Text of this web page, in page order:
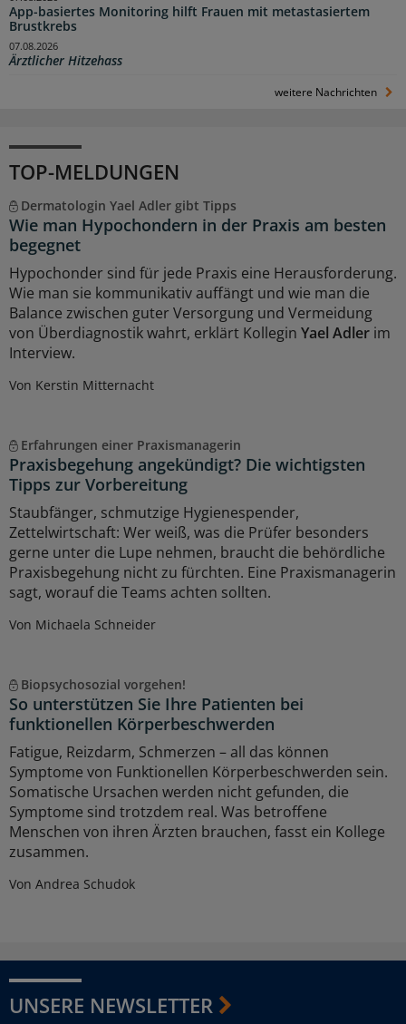
App-basiertes Monitoring hilft Frauen mit metastasiertem
Brustkrebs
Ärztlicher Hitzehass
07.08.2026
weitere Nachrichten
TOP-MELDUNGEN
Dermatologin Yael Adler gibt Tipps
Wie man Hypochondern in der Praxis am besten
begegnet
Hypochonder sind für jede Praxis eine Herausforderung.
Wie man sie kommunikativ auffängt und wie man die
Balance zwischen guter Versorgung und Vermeidung
von Überdiagnostik wahrt, erklärt Kollegin Yael Adler im
Interview.
Von Kerstin Mitternacht
Erfahrungen einer Praxismanagerin
Praxisbegehung angekündigt? Die wichtigsten
Tipps zur Vorbereitung
Staubfänger, schmutzige Hygienespender,
Zettelwirtschaft: Wer weiß, was die Prüfer besonders
gerne unter die Lupe nehmen, braucht die behördliche
Praxisbegehung nicht zu fürchten. Eine Praxismanagerin
sagt, worauf die Teams achten sollten.
Von Michaela Schneider
Biopsychosozial vorgehen!
So unterstützen Sie Ihre Patienten bei
funktionellen Körperbeschwerden
Fatigue, Reizdarm, Schmerzen – all das können
Symptome von Funktionellen Körperbeschwerden sein.
Somatische Ursachen werden nicht gefunden, die
Symptome sind trotzdem real. Was betroffene
Menschen von ihren Ärzten brauchen, fasst ein Kollege
zusammen.
Von Andrea Schudok
UNSERE NEWSLETTER